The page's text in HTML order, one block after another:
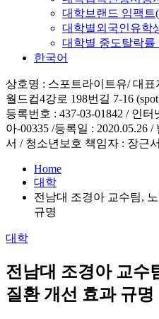
대학브랜드 임팩트
대학별외국인유학
대학별 중도탈락률
한국어
상호명 : 스포트라이트유/ 대
월드컵4강로 198번길 7-16
등록번호 : 437-03-01842 / 인
아-00335 /등록일 : 2020.05.26
서 / 청소년보호 책임자 : 장근
Home
대학
전남대 조경아 교수팀,
규명
Posted
대학
전남대 조경아 교수
질환 개선 효과 규명